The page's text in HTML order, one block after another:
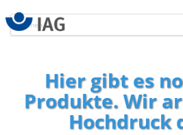
Hier gibt es
Produkte. Wir
Hochdruck